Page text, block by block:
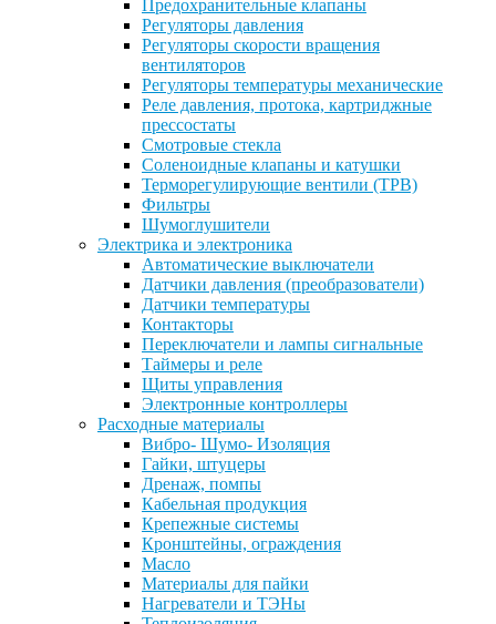
Предохранительные клапаны
Регуляторы давления
Регуляторы скорости вращения
вентиляторов
Регуляторы температуры механические
Реле давления, протока, картриджные
прессостаты
Смотровые стекла
Соленоидные клапаны и катушки
Терморегулирующие вентили (ТРВ)
Фильтры
Шумоглушители
Электрика и электроника
Автоматические выключатели
Датчики давления (преобразователи)
Датчики температуры
Контакторы
Переключатели и лампы сигнальные
Таймеры и реле
Щиты управления
Электронные контроллеры
Расходные материалы
Вибро- Шумо- Изоляция
Гайки, штуцеры
Дренаж, помпы
Кабельная продукция
Крепежные системы
Кронштейны, ограждения
Масло
Материалы для пайки
Нагреватели и ТЭНы